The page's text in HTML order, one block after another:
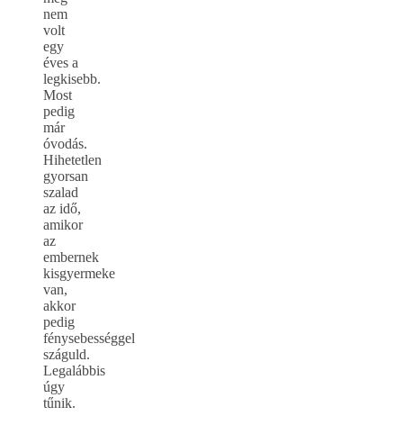
nem
volt
egy
éves a
legkisebb.
Most
pedig
már
óvodás.
Hihetetlen
gyorsan
szalad
az idő,
amikor
az
embernek
kisgyermeke
van,
akkor
pedig
fénysebességgel
száguld.
Legalábbis
úgy
tűnik.